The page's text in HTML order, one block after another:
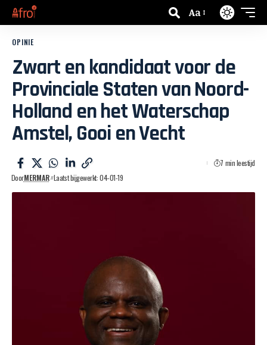
Aa
OPINIE
Zwart en kandidaat voor de
Provinciale Staten van Noord-
Holland en het Waterschap
Amstel, Gooi en Vecht
DoorMERMAR Laatst bijgewerkt: 04-01-19
7 min leestijd